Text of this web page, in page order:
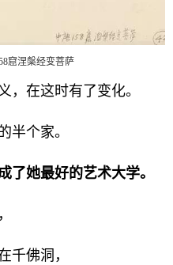
窟涅槃经变菩萨
在这时有了变化。
个家。
了她最好的艺术大学。
佛洞，